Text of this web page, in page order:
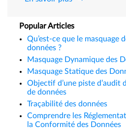
Popular Articles
Qu’est-ce que le masquage
données ?
Masquage Dynamique des
Masquage Statique des
Objectif d’une piste d’audit
de données
Traçabilité des données
Comprendre les
la Conformité des Données